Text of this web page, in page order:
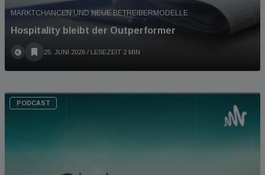
MARKTCHANCEN UND NEUE BETREIBERMODELLE
Hospitality bleibt der Outperformer
25. JUNI 2026 / LESEZEIT 2 MIN
PODCAST